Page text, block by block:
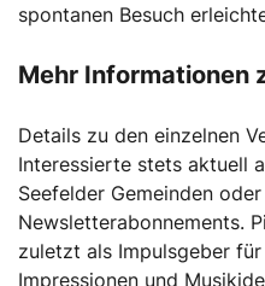
spontanen Besuch
Mehr Informationen
Details zu den einzelnen
Interessierte stets aktuell
Seefelder Gemeinden
Newsletterabonnements.
zuletzt als Impulsgeber
Impressionen und